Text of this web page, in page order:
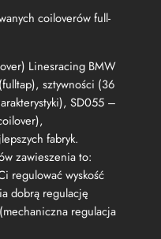
coiloverów full-
Linesracing BMW
sztywności (36
SD055 –
fabryk.
zawieszenia to:
regulować wyskość
dobrą regulację
regulacja